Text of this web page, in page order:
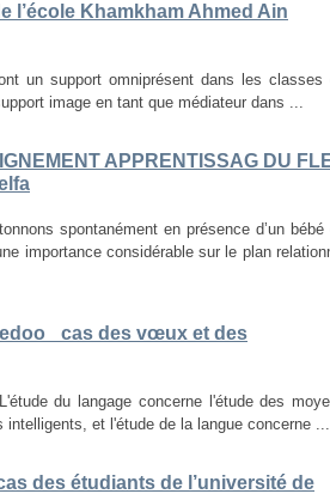
l’école Khamkham Ahmed Ain
un support omniprésent dans les classes
image en tant que médiateur dans ...
APPRENTISSAG DU
spontanément en présence d’un bébé
importance considérable sur le plan
_cas des vœux et des
du langage concerne l'étude des
et l'étude de la langue concerne ...
des étudiants de l’université de